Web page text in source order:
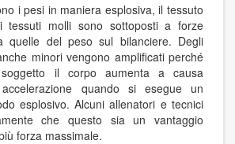
i pesi in maniera esplosiva, il tessuto
tessuti molli sono sottoposti a forze
quelle del peso sul bilanciere. Degli
minori vengono amplificati perché
il corpo aumenta a causa
quando si esegue un
esplosivo. Alcuni allenatori e tecnici
che questo sia un vantaggio
forza massimale.